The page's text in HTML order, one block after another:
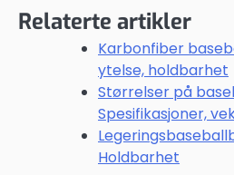
Relaterte artikler
Karbonfiber
ytelse, holdbarhet
Størrelser på
Spesifikasjoner,
Holdbarhet